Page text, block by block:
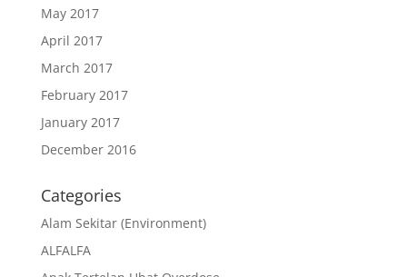
May 2017
April 2017
March 2017
February 2017
January 2017
December 2016
Categories
Alam Sekitar (Environment)
ALFALFA